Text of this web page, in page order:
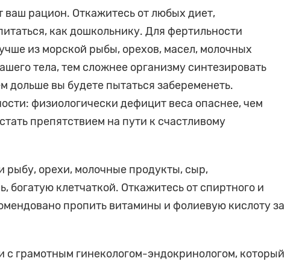
рацион. Откажитесь от любых диет,
как дошкольнику. Для фертильности
из морской рыбы, орехов, масел, молочных
тела, тем сложнее организму синтезировать
дольше вы будете пытаться забеременеть.
физиологически дефицит веса опаснее, чем
препятствием на пути к счастливому
орехи, молочные продукты, сыр,
богатую клетчаткой. Откажитесь от спиртного и
пропить витамины и фолиевую кислоту за
грамотным гинекологом-эндокринологом, который